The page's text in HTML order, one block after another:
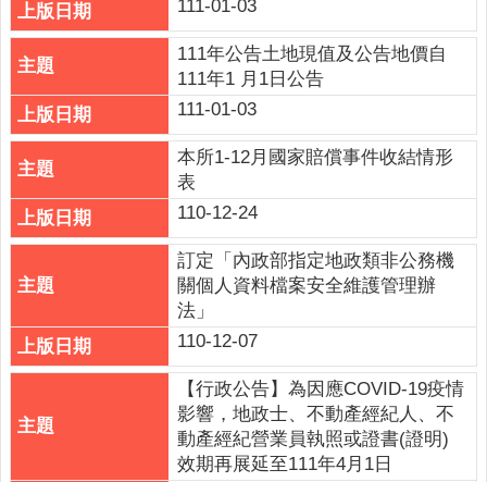
民
交
流
相
關
結
政
地
站
導
111-01-03
111年公告土地現值及公告地價自
111年1 月1日公告
111-01-03
本所1-12月國家賠償事件收結情形
表
110-12-24
訂定「內政部指定地政類非公務機
關個人資料檔案安全維護管理辦
法」
110-12-07
【行政公告】為因應COVID-19疫情
影響，地政士、不動產經紀人、不
動產經紀營業員執照或證書(證明)
效期再展延至111年4月1日